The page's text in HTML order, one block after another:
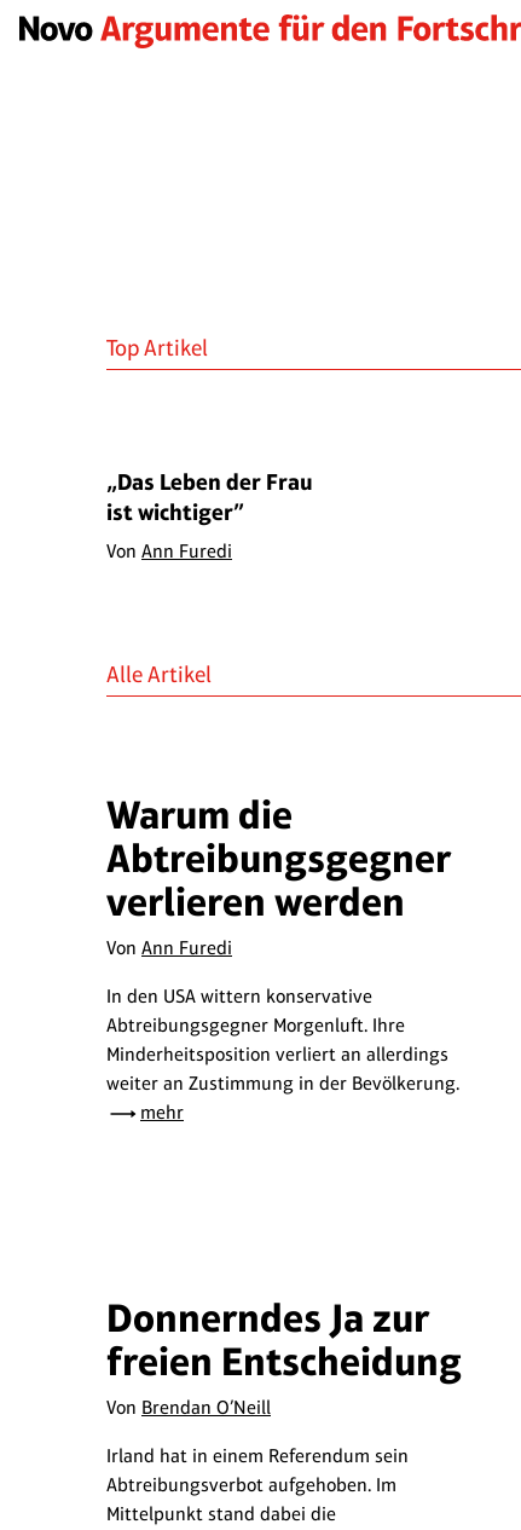
Top Artikel
„Das Leben der Frau
ist wichtiger”
Von Ann Furedi
Alle Artikel
Warum die
Abtreibungsgegner
verlieren werden
Von Ann Furedi
In den USA wittern konservative
Abtreibungsgegner Morgenluft. Ihre
Minderheitsposition verliert an allerdings
weiter an Zustimmung in der Bevölkerung.
mehr
Donnerndes Ja zur
freien Entscheidung
Von Brendan O’Neill
Irland hat in einem Referendum sein
Abtreibungsverbot aufgehoben. Im
Mittelpunkt stand dabei die